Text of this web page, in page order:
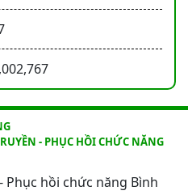
- PHỤC HỒI CHỨC NĂNG
Phục hồi chức năng Bình